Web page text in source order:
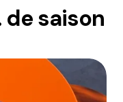
saison